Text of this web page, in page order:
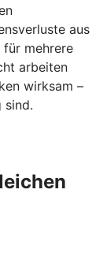
aus
für mehrere
arbeiten
wirksam –
sind.